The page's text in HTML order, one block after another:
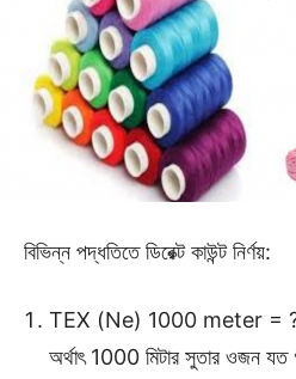
বিভিন্ন পদ্ধতিতে ডিরেক্ট কাউন্ট নির্ণয়:
TEX (Ne) 1000 meter =
অর্থাৎ 1000 মিটার সুতার ওজন যত